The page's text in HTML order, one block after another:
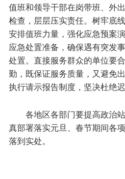
值班和领导干部在岗带班、外
检查，层层压实责任。树牢底
安排值班力量，强化应急预案
应急处置准备，确保遇有突发
处置。直接服务群众的单位要
勤，既保证服务质量，又避免
执行请示报告制度，坚决杜绝
各地区各部门要提高政治站
真部署落实元旦、春节期间各
落到实处。